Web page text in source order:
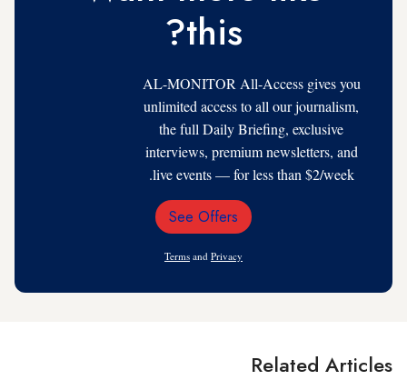
this?
AL-MONITOR All-Access gives you
unlimited access to all our journalism,
the full Daily Briefing, exclusive
interviews, premium newsletters, and
live events — for less than $2/week.
Email
See Offers
Terms and Privacy
Related Articles